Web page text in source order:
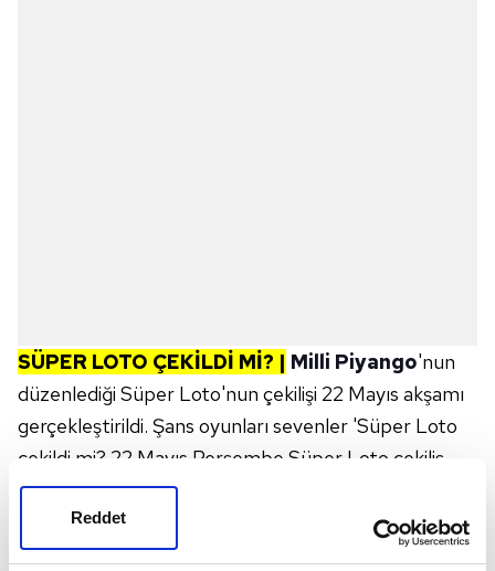
Reddet
SÜPER LOTO ÇEKİLDİ Mİ? | Milli Piyango'nun
düzenlediği Süper Loto'nun çekilişi 22 Mayıs akşamı
gerçekleştirildi. Şans oyunları sevenler 'Süper Loto
çekildi mi? 22 Mayıs Perşembe Süper Loto çekiliş
sonuçları' araması yapıyor. Süper Loto çekilişleri salı,
perşembe ve pazar günleri gerçekleştiriliyor. İşte 22
Mayıs Perşembe Süper Loto sonuçları, sonuç